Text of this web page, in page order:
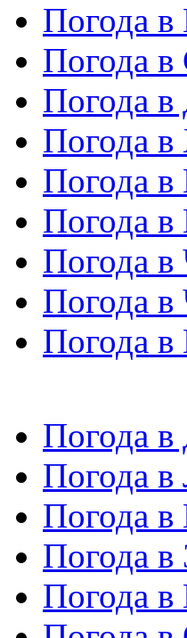
Погода в
Погода в
Погода в
Погода в
Погода в
Погода в
Погода в
Погода в
Погода в
Погода в
Погода в
Погода в
Погода в
Погода в